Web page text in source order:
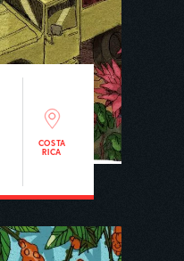
COSTA
RICA